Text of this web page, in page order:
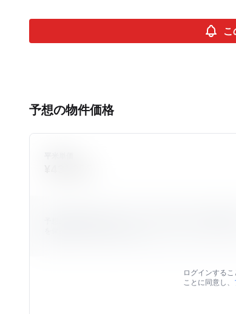
予想の物件価格
ログインするこ
ことに同意し、
予想の物件価格はViilaのデータを元に算出された価格情